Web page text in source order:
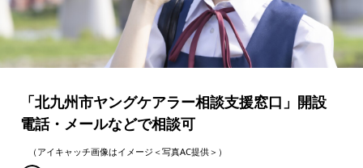
「北九州市ヤングケアラー相談支援窓口」開設
電話・メールなどで相談可
（アイキャッチ画像はイメージ＜写真AC提供＞）